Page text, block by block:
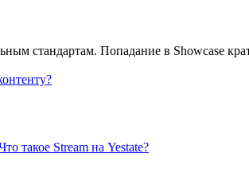
стандартам. Попадание в Showcase
такое Stream на Yestate?